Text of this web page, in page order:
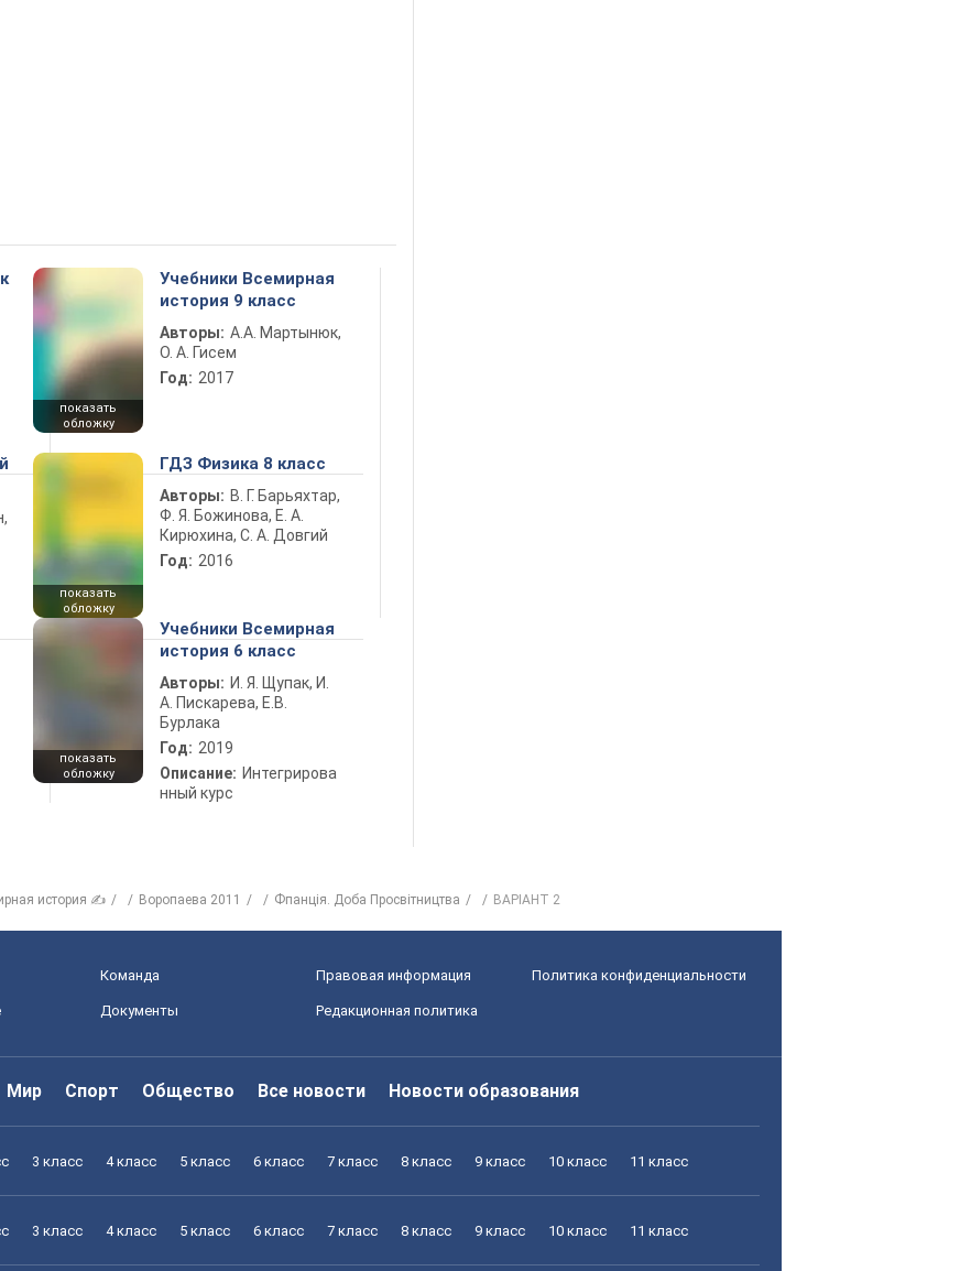
показать
обложку
Учебники Всемирная
история 9 класс
Авторы: А.А. Мартынюк,
О. А. Гисем
Год: 2017
показать
обложку
ГДЗ Физика 8 класс
Авторы: В. Г. Барьяхтар,
Ф. Я. Божинова, Е. А.
Кирюхина, С. А. Довгий
Год: 2016
показать
обложку
Учебники Всемирная
история 6 класс
Авторы: И. Я. Щупак, И.
А. Пискарева, Е.В.
Бурлака
Год: 2019
Описание: Интегрирова
нный курс
история ✍ Воропаева 2011 Фпанція. Доба Просвітництва ВАРІАНТ 2
Команда Правовая информация Политика конфиденциальности
Документы Редакционная политика
Мир Спорт Общество Все новости Новости образования
3 класс 4 класс 5 класс 6 класс 7 класс 8 класс 9 класс 10 класс 11 класс
3 класс 4 класс 5 класс 6 класс 7 класс 8 класс 9 класс 10 класс 11 класс